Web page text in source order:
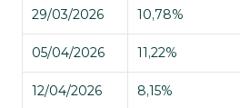
29/03/2026 10,78%
05/04/2026 11,22%
12/04/2026 8,15%